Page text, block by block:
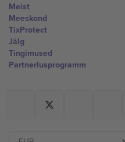
Meist
Meeskond
TixProtect
Jälg
Tingimused
Partnerlusprogramm